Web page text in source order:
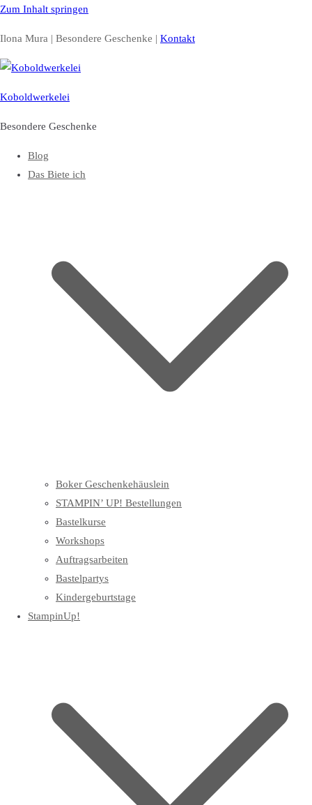
Zum Inhalt springen
Ilona Mura | Besondere Geschenke | Kontakt
Koboldwerkelei
Besondere Geschenke
Blog
Das Biete ich
Boker Geschenkehäuslein
STAMPIN’ UP! Bestellungen
Bastelkurse
Workshops
Auftragsarbeiten
Bastelpartys
Kindergeburtstage
StampinUp!